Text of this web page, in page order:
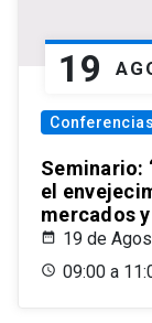
19
Conferencias
Seminario:
el
mercados
19 de
09:00 a